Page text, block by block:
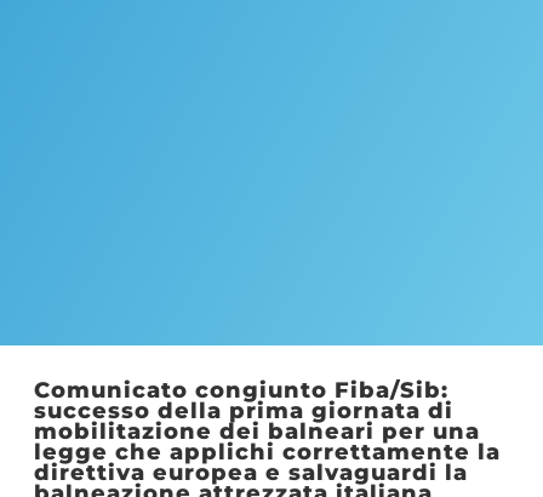
Comunicato congiunto Fiba/Sib:
successo della prima giornata di
mobilitazione dei balneari per una
legge che applichi correttamente la
direttiva europea e salvaguardi la